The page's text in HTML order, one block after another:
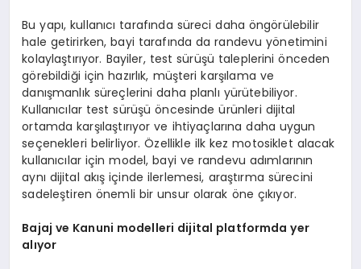
Bu yapı, kullanıcı tarafında süreci daha öngörülebilir
hale getirirken, bayi tarafında da randevu yönetimini
kolaylaştırıyor. Bayiler, test sürüşü taleplerini önceden
görebildiği için hazırlık, müşteri karşılama ve
danışmanlık süreçlerini daha planlı yürütebiliyor.
Kullanıcılar test sürüşü öncesinde ürünleri dijital
ortamda karşılaştırıyor ve ihtiyaçlarına daha uygun
seçenekleri belirliyor. Özellikle ilk kez motosiklet alacak
kullanıcılar için model, bayi ve randevu adımlarının
aynı dijital akış içinde ilerlemesi, araştırma sürecini
sadeleştiren önemli bir unsur olarak öne çıkıyor.
Bajaj ve Kanuni modelleri dijital platformda yer
alıyor